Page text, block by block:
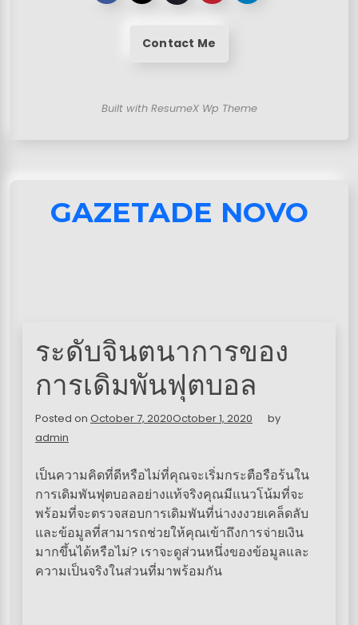
Contact Me
Built with ResumeX Wp Theme
GAZETADE NOVO
ระดับจินตนาการของ
การเดิมพันฟุตบอล
Posted on October 7, 2020October 1, 2020
by
admin
เป็นความคิดที่ดีหรือไม่ที่คุณจะเริ่มกระตือรือร้นใน
การเดิมพันฟุตบอลอย่างแท้จริงคุณมีแนวโน้มที่จะ
พร้อมที่จะตรวจสอบการเดิมพันที่น่างงงวยเคล็ดลับ
และข้อมูลที่สามารถช่วยให้คุณเข้าถึงการจ่ายเงิน
มากขึ้นได้หรือไม่? เราจะดูส่วนหนึ่งของข้อมูลและ
ความเป็นจริงในส่วนที่มาพร้อมกัน